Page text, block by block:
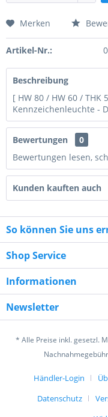
Preis anfragen
4 + 4 = ?
Ich habe die
verstanden und
Mit *
Senden
Merken
Artikel-Nr.:
Beschreibung
[ HW 80 / HW 60 / THK
Kennzeichenleuchte -
Bewertungen
0
Bewertungen lesen,
Kunden kauften auch
So können Sie uns
Shop Service
Informationen
Newsletter
* Alle Preise inkl. gesetzl.
Händler-Login
Datenschutz